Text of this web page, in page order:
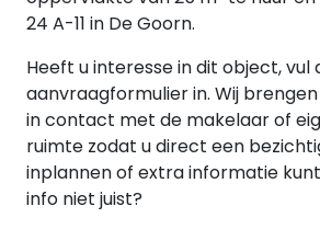
24 A-11 in De Goorn.
Heeft u interesse in dit object, vul
aanvraagformulier in. Wij
in contact met de makelaar of
ruimte zodat u direct een
inplannen of extra informatie
info niet juist?